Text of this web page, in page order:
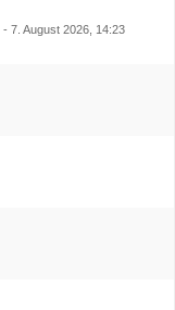
- 7. August 2026, 14:23